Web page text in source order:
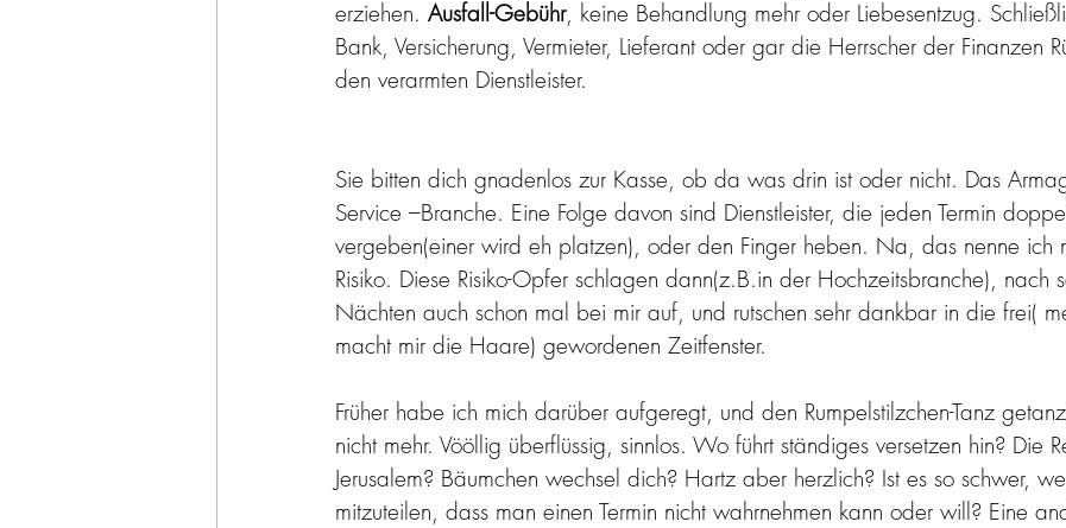
erziehen. Ausfall-Gebühr, keine Behandlung mehr oder Liebesentzug.
Bank, Versicherung, Vermieter, Lieferant oder gar die Herrscher der Finanzen
den verarmten Dienstleister.
Sie bitten dich gnadenlos zur Kasse, ob da was drin ist oder nicht. Das
Service –Branche. Eine Folge davon sind Dienstleister, die jeden Termin
vergeben(einer wird eh platzen), oder den Finger heben. Na, das nenne ich
Risiko. Diese Risiko-Opfer schlagen dann(z.B.in der Hochzeitsbranche), nach
Nächten auch schon mal bei mir auf, und rutschen sehr dankbar in die frei(
macht mir die Haare) gewordenen Zeitfenster.
Früher habe ich mich darüber aufgeregt, und den Rumpelstilzchen-Tanz
nicht mehr. Vööllig überflüssig, sinnlos. Wo führt ständiges versetzen hin? Die
Jerusalem? Bäumchen wechsel dich? Hartz aber herzlich? Ist es so schwer,
mitzuteilen, dass man einen Termin nicht wahrnehmen kann oder will? Eine